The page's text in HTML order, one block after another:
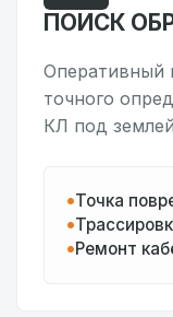
ПОИСК
Оперативный
точного
КЛ под
Точка
Ремонт